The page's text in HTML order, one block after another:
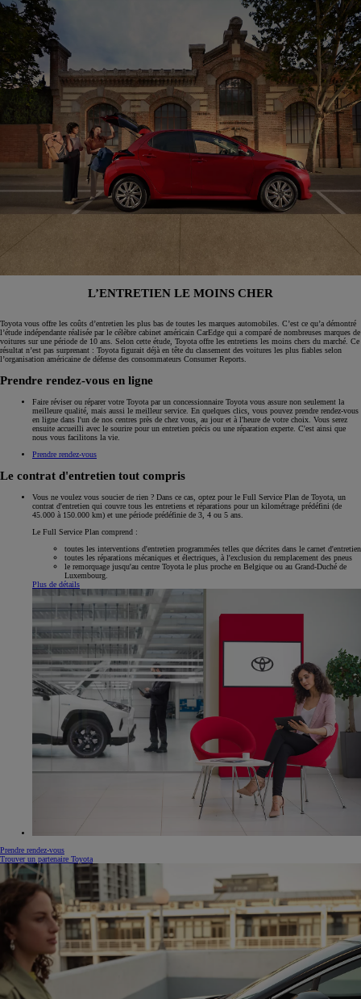
L’ENTRETIEN LE MOINS CHER
Toyota vous offre les coûts d’entretien les plus bas de toutes les marques automobiles. C’est ce qu’a démontré
l’étude indépendante réalisée par le célèbre cabinet américain CarEdge qui a comparé de nombreuses marques de
voitures sur une période de 10 ans. Selon cette étude, Toyota offre les entretiens les moins chers du marché. Ce
résultat n’est pas surprenant : Toyota figurait déjà en tête du classement des voitures les plus fiables selon
l’organisation américaine de défense des consommateurs Consumer Reports.
Prendre rendez-vous en ligne
Faire réviser ou réparer votre Toyota par un concessionnaire Toyota vous assure non seulement la
meilleure qualité, mais aussi le meilleur service. En quelques clics, vous pouvez prendre rendez-vous
en ligne dans l'un de nos centres près de chez vous, au jour et à l'heure de votre choix. Vous serez
ensuite accueilli avec le sourire pour un entretien précis ou une réparation experte. C'est ainsi que
nous vous facilitons la vie.
Prendre rendez-vous
Le contrat d'entretien tout compris
Vous ne voulez vous soucier de rien ? Dans ce cas, optez pour le Full Service Plan de Toyota, un
contrat d'entretien qui couvre tous les entretiens et réparations pour un kilométrage prédéfini (de
45.000 à 150.000 km) et une période prédéfinie de 3, 4 ou 5 ans.
Le Full Service Plan comprend :
toutes les interventions d'entretien programmées telles que décrites dans le carnet d'entretien
toutes les réparations mécaniques et électriques, à l'exclusion du remplacement des pneus
le remorquage jusqu'au centre Toyota le plus proche en Belgique ou au Grand-Duché de
Luxembourg.
Plus de détails
Prendre rendez-vous
Trouver un partenaire Toyota